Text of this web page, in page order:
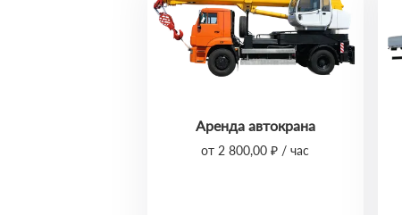
Аренда автокрана
от 2 800,00 ₽ / час